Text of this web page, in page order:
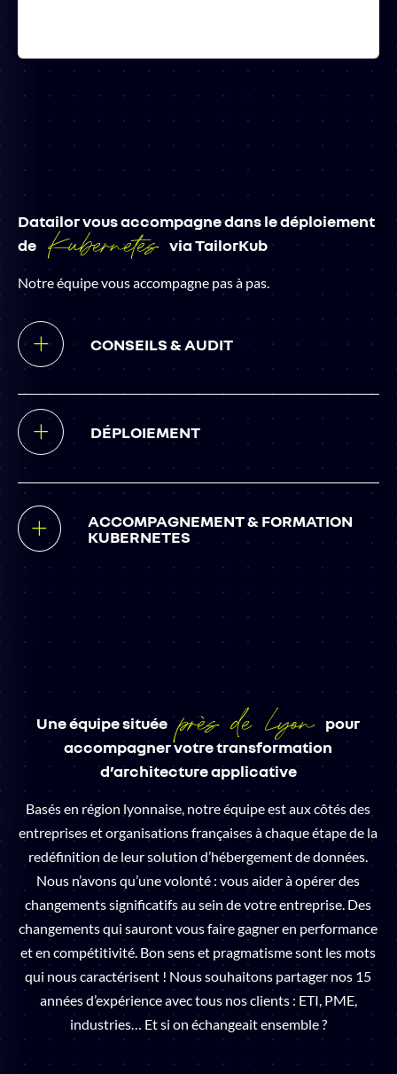
Datailor vous accompagne dans le déploiement
de Kubernetes via TailorKub
Notre équipe vous accompagne pas à pas.
CONSEILS & AUDIT
DÉPLOIEMENT
ACCOMPAGNEMENT & FORMATION
KUBERNETES
Une équipe située près de Lyon pour
accompagner votre transformation
d’architecture applicative
Basés en région lyonnaise, notre équipe est aux côtés des
entreprises et organisations françaises à chaque étape de la
redéfinition de leur solution d’hébergement de données.
Nous n’avons qu’une volonté : vous aider à opérer des
changements significatifs au sein de votre entreprise. Des
changements qui sauront vous faire gagner en performance
et en compétitivité. Bon sens et pragmatisme sont les mots
qui nous caractérisent ! Nous souhaitons partager nos 15
années d’expérience avec tous nos clients : ETI, PME,
industries… Et si on échangeait ensemble ?